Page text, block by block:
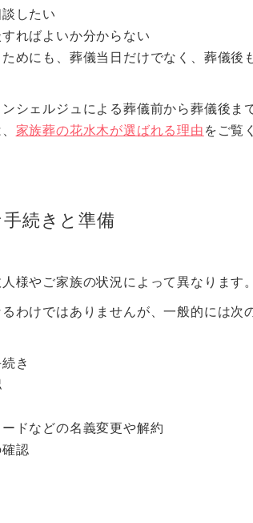
したい
ればよいか分からない
めにも、葬儀当日だけでなく、葬儀後
シェルジュによる葬儀前から葬儀後ま
家族葬の花水木が選ばれる理由 をご覧
続きと準備
様やご家族の状況によって異なります。
わけではありませんが、一般的には次
き
ドなどの名義変更や解約
認